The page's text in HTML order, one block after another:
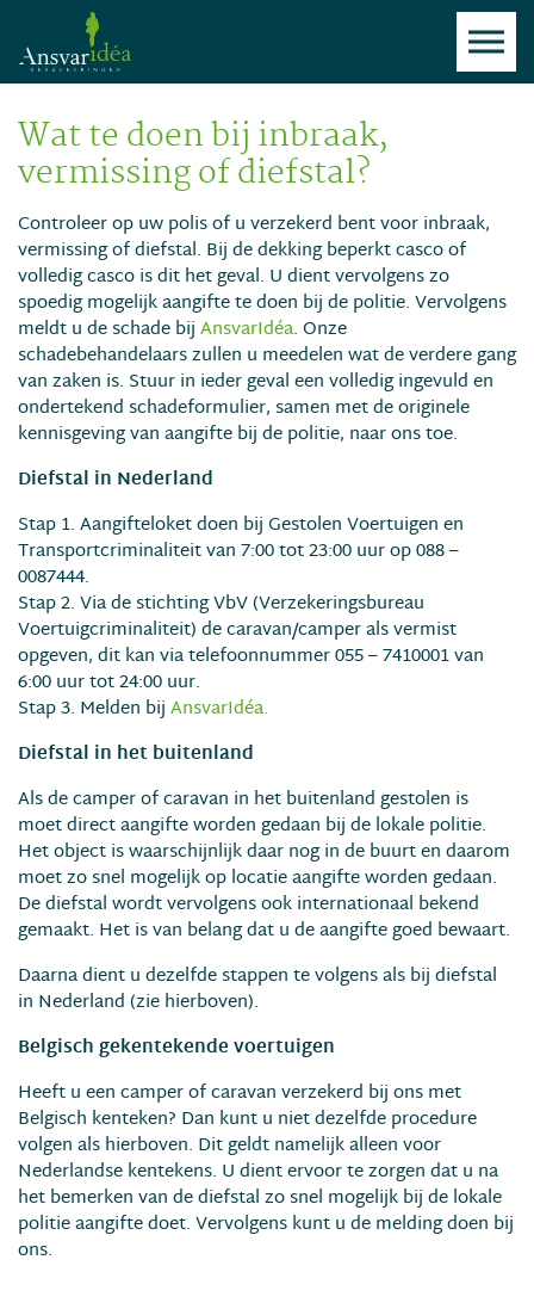
Wat te doen bij inbraak,
vermissing of diefstal?
Controleer op uw polis of u verzekerd bent voor inbraak,
vermissing of diefstal. Bij de dekking beperkt casco of
volledig casco is dit het geval. U dient vervolgens zo
spoedig mogelijk aangifte te doen bij de politie. Vervolgens
meldt u de schade bij AnsvarIdéa. Onze
schadebehandelaars zullen u meedelen wat de verdere gang
van zaken is. Stuur in ieder geval een volledig ingevuld en
ondertekend schadeformulier, samen met de originele
kennisgeving van aangifte bij de politie, naar ons toe.
Diefstal in Nederland
Stap 1. Aangifteloket doen bij Gestolen Voertuigen en
Transportcriminaliteit van 7:00 tot 23:00 uur op 088 –
0087444.
Stap 2. Via de stichting VbV (Verzekeringsbureau
Voertuigcriminaliteit) de caravan/camper als vermist
opgeven, dit kan via telefoonnummer 055 – 7410001 van
6:00 uur tot 24:00 uur.
Stap 3. Melden bij AnsvarIdéa.
Diefstal in het buitenland
Als de camper of caravan in het buitenland gestolen is
moet direct aangifte worden gedaan bij de lokale politie.
Het object is waarschijnlijk daar nog in de buurt en daarom
moet zo snel mogelijk op locatie aangifte worden gedaan.
De diefstal wordt vervolgens ook internationaal bekend
gemaakt. Het is van belang dat u de aangifte goed bewaart.
Daarna dient u dezelfde stappen te volgens als bij diefstal
in Nederland (zie hierboven).
Belgisch gekentekende voertuigen
Heeft u een camper of caravan verzekerd bij ons met
Belgisch kenteken? Dan kunt u niet dezelfde procedure
volgen als hierboven. Dit geldt namelijk alleen voor
Nederlandse kentekens. U dient ervoor te zorgen dat u na
het bemerken van de diefstal zo snel mogelijk bij de lokale
politie aangifte doet. Vervolgens kunt u de melding doen bij
ons.